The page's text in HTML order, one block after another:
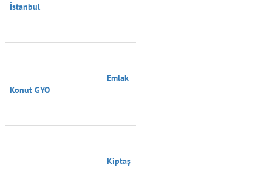
İstanbul
Konut GYO